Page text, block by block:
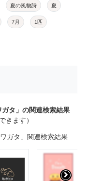
夏の風物詩 夏
7月 1匹
タ」の関連検索結果
きます）
ガタ」関連検索結果